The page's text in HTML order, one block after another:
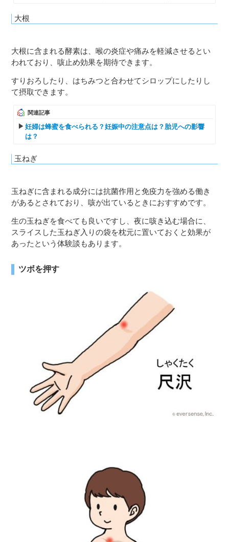
大根
大根に含まれる酵素は、喉の炎症や痛みを軽減させるとい
われており、咳止め効果を期待できます。
すりおろしたり、はちみつと合わせてシロップにしたりし
て摂取できます。
関連記事
妊婦は蜂蜜を食べられる？妊娠中の注意点は？胎児への影響
は？
玉ねぎ
玉ねぎに含まれる成分には抗菌作用と免疫力を強める働き
があるとされており、咳が出ているときにおすすめです。
生の玉ねぎを食べても良いですし、夜に咳き込む場合に、
スライスした玉ねぎ入りの袋を枕元に置いておくと効果が
あったという体験談もあります。
ツボを押す